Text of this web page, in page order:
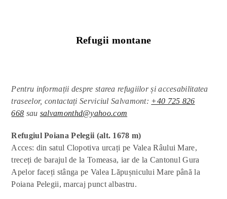
Refugii montane
Pentru informații despre starea refugiilor și accesabilitatea
traseelor, contactați Serviciul Salvamont: +40 725 826
668 sau salvamonthd@yahoo.com
Refugiul Poiana Pelegii (alt. 1678 m)
Acces: din satul Clopotiva urcați pe Valea Râului Mare,
treceți de barajul de la Tomeasa, iar de la Cantonul Gura
Apelor faceți stânga pe Valea Lăpușnicului Mare până la
Poiana Pelegii, marcaj punct albastru.